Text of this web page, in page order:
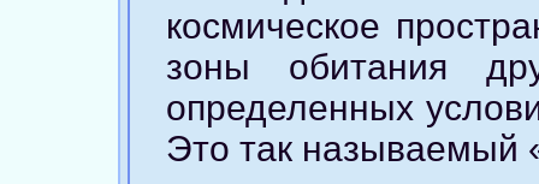
космическое
зоны обитания
определенных
Это так называемый